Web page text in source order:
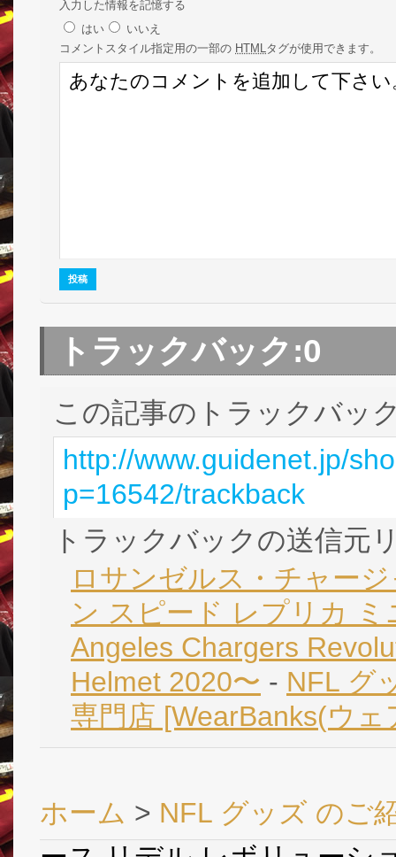
入力した情報を記憶する
はい
いいえ
コメント スタイル指定用の一部の HTMLタグが使用できます。
トラックバック:0
この記事のトラックバッ
http://www.guidenet.jp/
p=16542/trackback
トラックバックの送信元
ロサンゼルス・チャー
ン スピード レプリカ
Angeles Chargers
Helmet 2020〜 - NFL グ
専門店 [WearBanks(ウ
ホーム > NFL グッズ のご